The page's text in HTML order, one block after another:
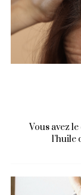
Vous avez
l’huile